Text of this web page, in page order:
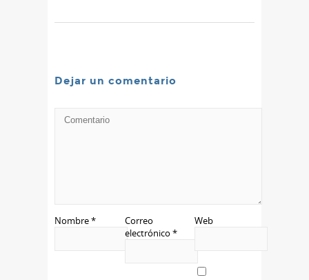
Dejar un comentario
Nombre*
Correo
electrónico *
Web